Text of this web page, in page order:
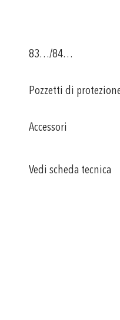
83…/84…
Pozzetti di
Accessori
Vedi scheda tecnica